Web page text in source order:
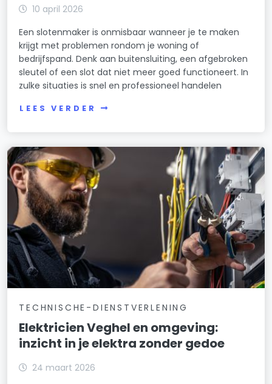
10 april 2026
Een slotenmaker is onmisbaar wanneer je te maken
krijgt met problemen rondom je woning of
bedrijfspand. Denk aan buitensluiting, een afgebroken
sleutel of een slot dat niet meer goed functioneert. In
zulke situaties is snel en professioneel handelen
LEES VERDER
TECHNISCHE-DIENSTVERLENING
Elektricien Veghel en omgeving:
inzicht in je elektra zonder gedoe
24 maart 2026